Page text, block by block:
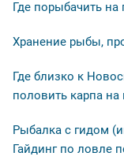
Где порыбачить на
Хранение рыбы,
Где близко к
половить карпа на
Рыбалка с гидом
Гайдинг по ловле